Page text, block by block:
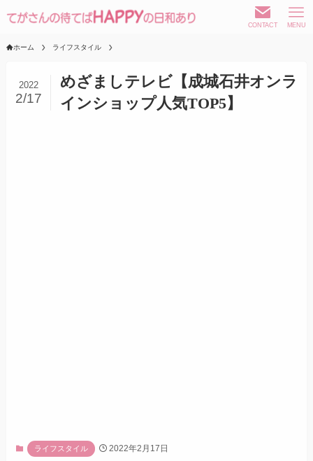
CONTACT MENU
ホーム ライフスタイル
めざましテレビ【成城石井オンラ
インショップ人気TOP5】
2022
2/17
ライフスタイル 2022年2月17日